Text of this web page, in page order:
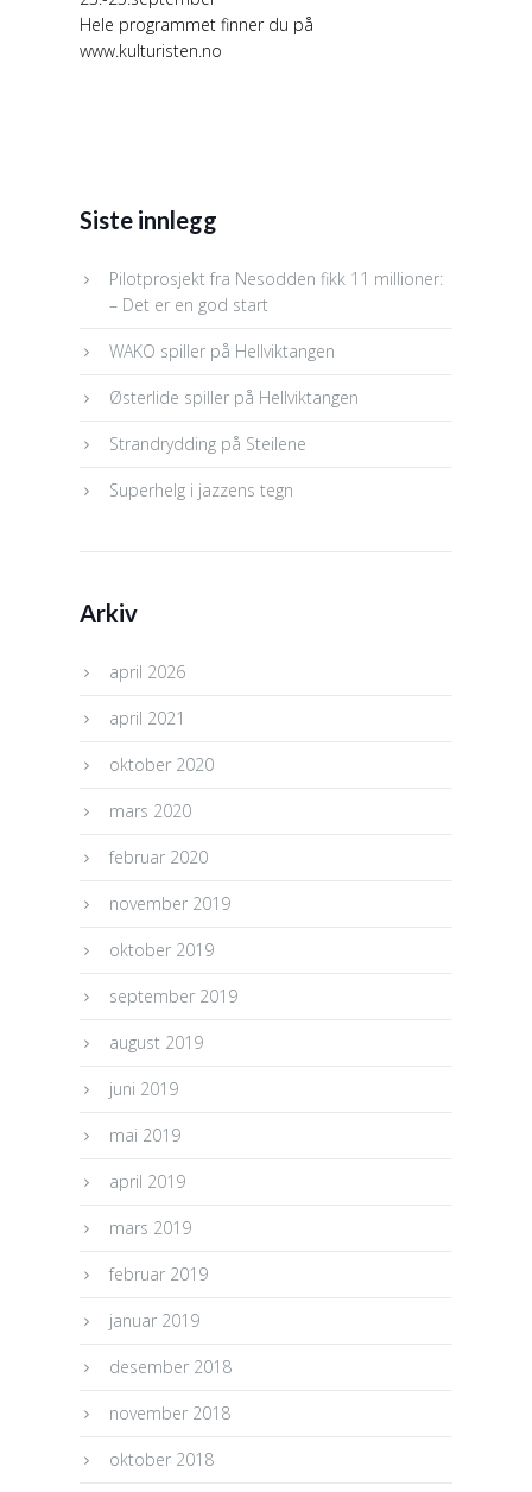
Hele programmet finner du på
www.kulturisten.no
Siste innlegg
Pilotprosjekt fra Nesodden fikk 11 millioner:
– Det er en god start
WAKO spiller på Hellviktangen
Østerlide spiller på Hellviktangen
Strandrydding på Steilene
Superhelg i jazzens tegn
Arkiv
april 2026
april 2021
oktober 2020
mars 2020
februar 2020
november 2019
oktober 2019
september 2019
august 2019
juni 2019
mai 2019
april 2019
mars 2019
februar 2019
januar 2019
desember 2018
november 2018
oktober 2018